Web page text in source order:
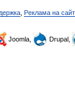
Реклама на
Joomla, Drupal,